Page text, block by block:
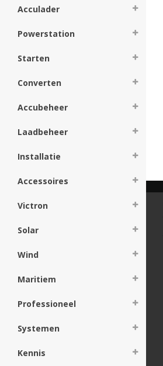
Acculader
Powerstation
Starten
Converten
Accubeheer
Laadbeheer
Installatie
Accessoires
Victron
Solar
Wind
Maritiem
Professioneel
Systemen
Kennis